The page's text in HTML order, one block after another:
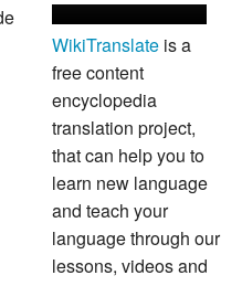
WikiTranslate is a
free content
encyclopedia
translation project,
that can help you to
learn new language
and teach your
language through our
lessons, videos and